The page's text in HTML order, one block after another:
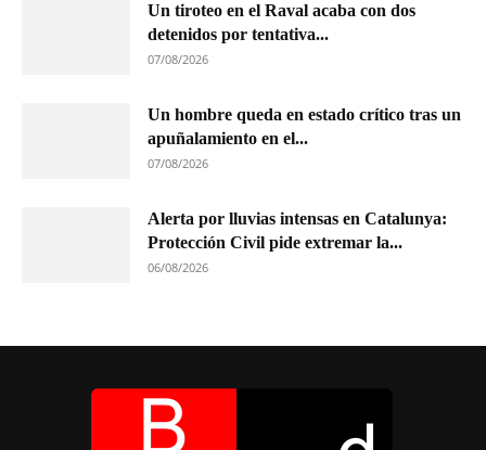
Un tiroteo en el Raval acaba con dos
detenidos por tentativa...
07/08/2026
Un hombre queda en estado crítico tras un
apuñalamiento en el...
07/08/2026
Alerta por lluvias intensas en Catalunya:
Protección Civil pide extremar la...
06/08/2026